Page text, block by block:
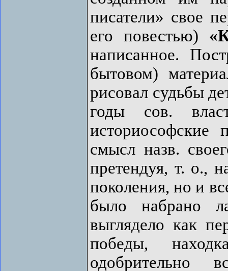
писатели» свое
его повестью)
написанное.
бытовом)
рисовал судьбы
годы сов.
историософские
смысл назв.
претендуя, т. о.,
поколения, но и
было набрано
выглядело как
победы,
одобрительно